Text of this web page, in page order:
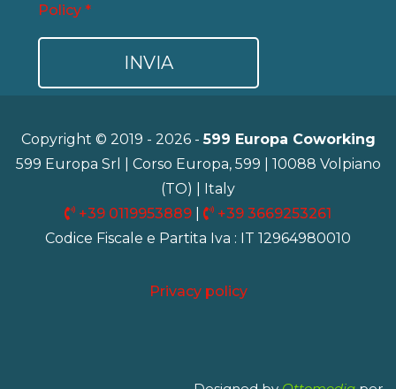
Policy *
Copyright © 2019 - 2026 -599 Europa Coworking
599 Europa Srl | Corso Europa, 599 | 10088 Volpiano
(TO) | Italy
+39 0119953889
+39 3669253261
Codice Fiscale e Partita Iva : IT 12964980010
Privacy policy